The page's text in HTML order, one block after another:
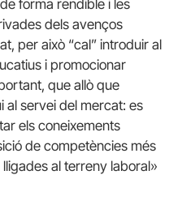
forma rendible i les
dels avenços
per això “cal” introduir al
i promocionar
que allò que
al servei del mercat: es
els coneixements
de competències més
al terreny laboral»